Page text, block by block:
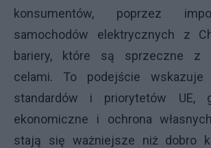
konsumentów, poprzez
samochodów elektrycznych z
bariery, które są sprzeczne z
celami. To podejście
standardów i priorytetów UE,
ekonomiczne i ochrona
stają się ważniejsze niż dobro